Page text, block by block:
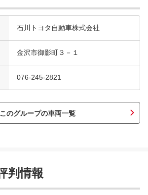
石川トヨタ自動車株式会社
金沢市御影町３－１
076-245-2821
このグループの車両一覧
判情報